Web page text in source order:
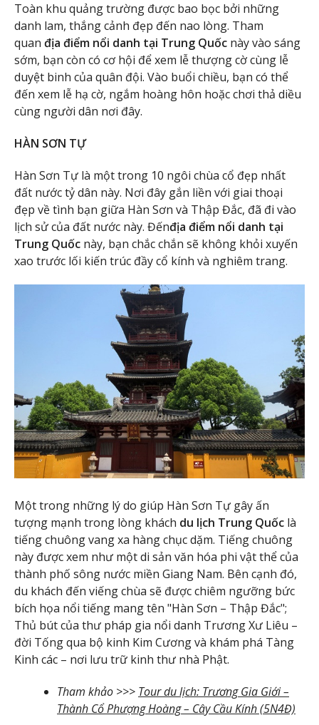
Toàn khu quảng trường được bao bọc bởi những
danh lam, thắng cảnh đẹp đến nao lòng. Tham
quan địa điểm nổi danh tại Trung Quốc này vào sáng
sớm, bạn còn có cơ hội để xem lễ thượng cờ cùng lễ
duyệt binh của quân đội. Vào buổi chiều, bạn có thể
đến xem lễ hạ cờ, ngắm hoàng hôn hoặc chơi thả diều
cùng người dân nơi đây.
HÀN SƠN TỰ
Hàn Sơn Tự là một trong 10 ngôi chùa cổ đẹp nhất
đất nước tỷ dân này. Nơi đây gắn liền với giai thoại
đẹp về tình bạn giữa Hàn Sơn và Thập Đắc, đã đi vào
lịch sử của đất nước này. Đếnđịa điểm nổi danh tại
Trung Quốc này, bạn chắc chắn sẽ không khỏi xuyến
xao trước lối kiến trúc đầy cổ kính và nghiêm trang.
Một trong những lý do giúp Hàn Sơn Tự gây ấn
tượng mạnh trong lòng khách du lịch Trung Quốc là
tiếng chuông vang xa hàng chục dặm. Tiếng chuông
này được xem như một di sản văn hóa phi vật thể của
thành phố sông nước miền Giang Nam. Bên cạnh đó,
du khách đến viếng chùa sẽ được chiêm ngưỡng bức
bích họa nổi tiếng mang tên "Hàn Sơn – Thập Đắc";
Thủ bút của thư pháp gia nổi danh Trương Xư Liêu –
đời Tống qua bộ kinh Kim Cương và khám phá Tàng
Kinh các – nơi lưu trữ kinh thư nhà Phật.
Tham khảo >>> Tour du lịch: Trương Gia Giới –
Thành Cổ Phượng Hoàng – Cây Cầu Kính (5N4Đ)